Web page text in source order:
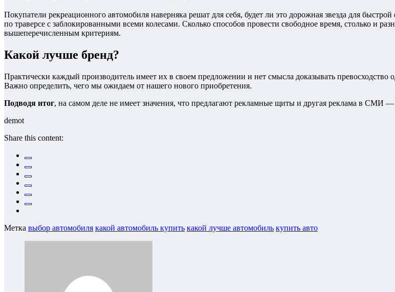
Покупатели рекреационного автомобиля наверняка решат для себя, будет ли это дорожная звезда для
по траверсе с заблокированными всеми колесами. Сколько способов провести свободное время, столько и
вышеперечисленным критериям.
Какой лучше бренд?
Практически каждый производитель имеет их в своем предложении и нет смысла доказывать
Важно определить, чего мы ожидаем от нашего нового приобретения.
Подводя итог, на самом деле не имеет значения, что предлагают рекламные щиты и другая реклама в СМИ
demot
Share this content:
Метка выбор автомобиля какой автомобиль купить какой лучше автомобиль купить авто